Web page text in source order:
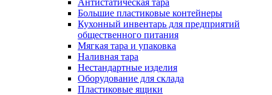
Антистатическая тара
Большие пластиковые контейнеры
Кухонный инвентарь для предприятий
общественного питания
Мягкая тара и упаковка
Наливная тара
Нестандартные изделия
Оборудование для склада
Пластиковые ящики